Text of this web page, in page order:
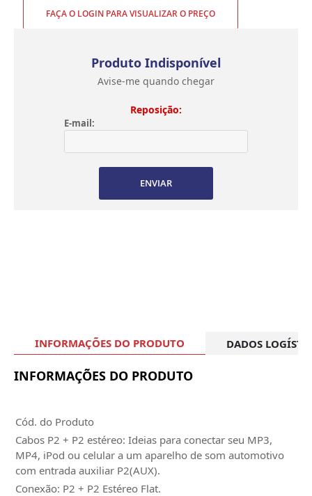
FAÇA O LOGIN PARA VISUALIZAR O PREÇO
Produto Indisponível
Avise-me quando chegar
Reposição:
E-mail:
ENVIAR
INFORMAÇÕES DO PRODUTO DADOS
INFORMAÇÕES DO PRODUTO
Cód. do Produto
Cabos P2 + P2 estéreo: Ideias para conectar seu MP3,
MP4, iPod ou celular a um aparelho de som automotivo
com entrada auxiliar P2(AUX).
Conexão: P2 + P2 Estéreo Flat.